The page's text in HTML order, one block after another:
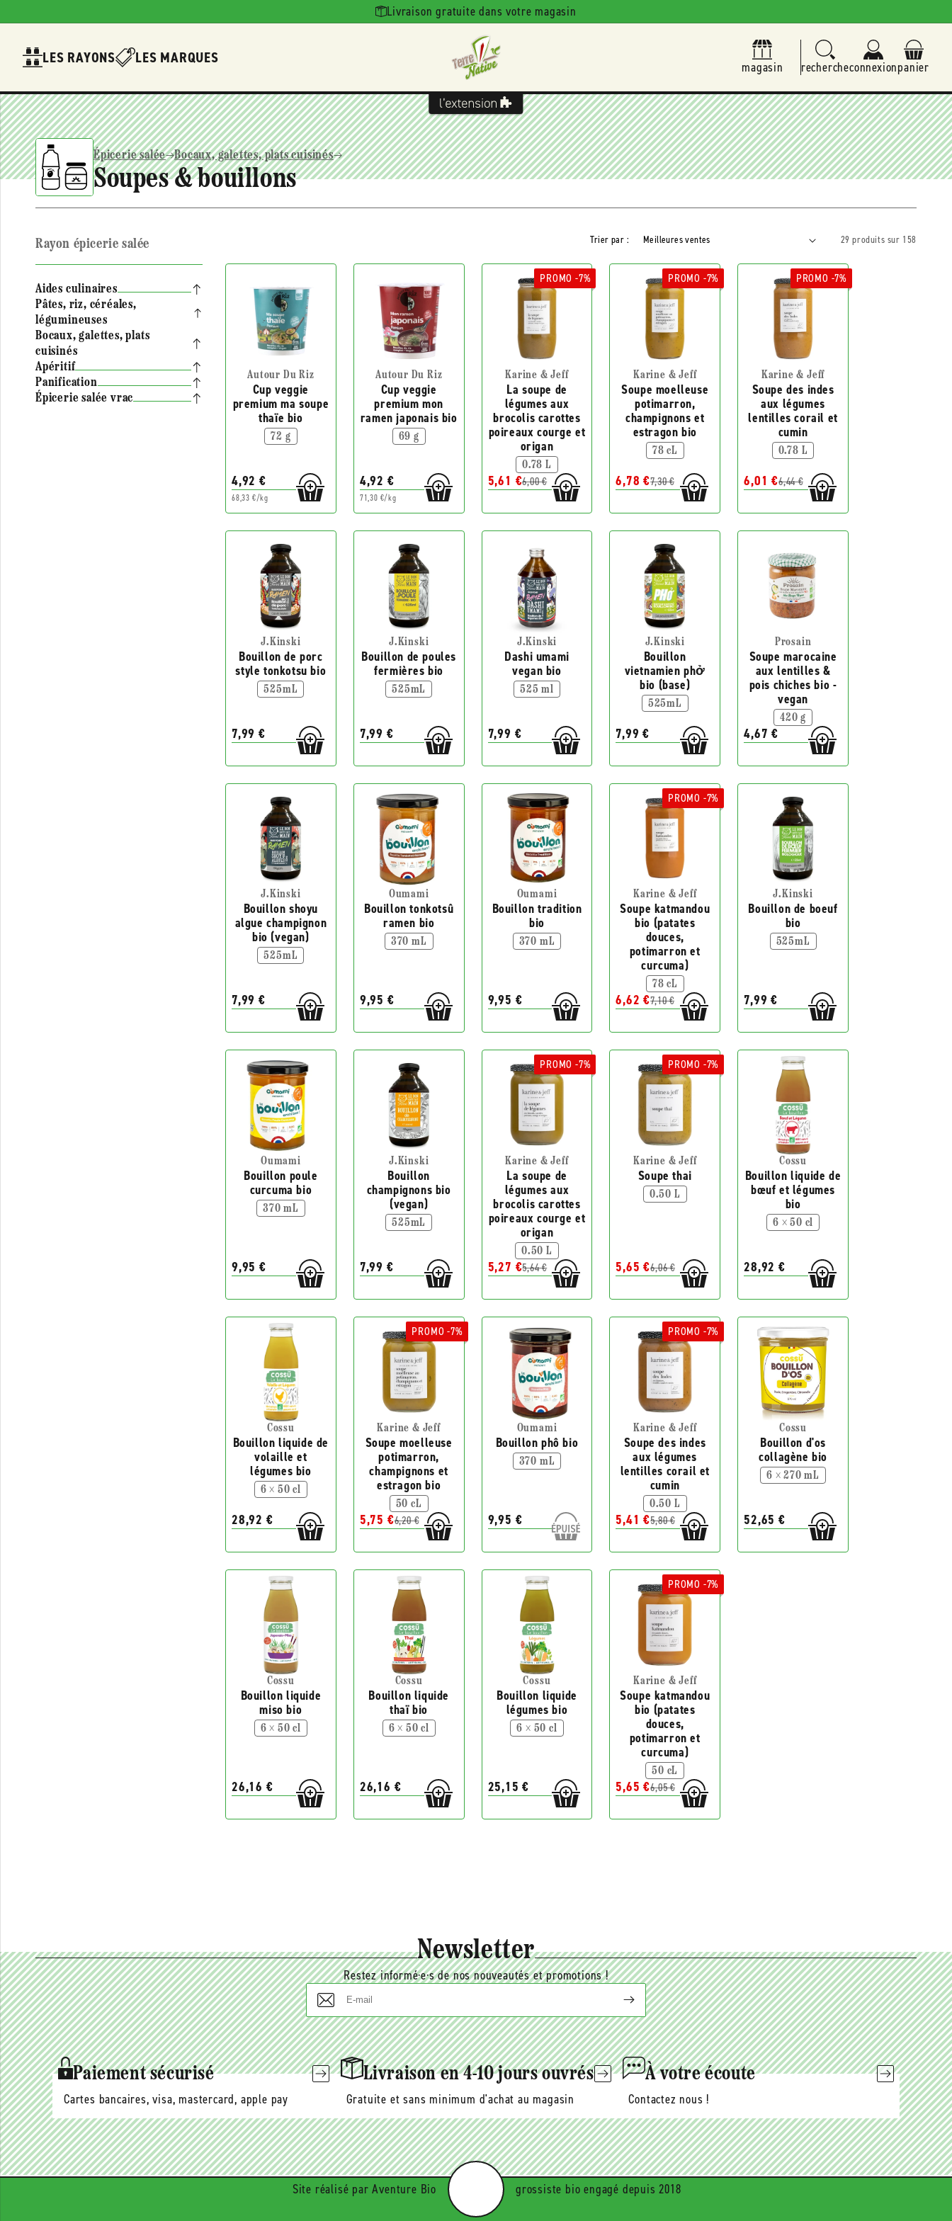
Livraison gratuite dans votre magasin
LES RAYONS LES MARQUES
magasin rechercheconnexionpanier
Épicerie salée Bocaux, galettes, plats cuisinés
Soupes & bouillons
Rayon épicerie salée
Aides culinaires
Pâtes, riz, céréales,
légumineuses
Bocaux, galettes, plats
cuisinés
Apéritif
Panification
Épicerie salée vrac
Trier par : 29 produits sur 158
Autour Du Riz
Cup veggie
premium ma soupe
thaïe bio
72 g
4,92 €
68,33 €/kg
Autour Du Riz
Cup veggie
premium mon
ramen japonais bio
69 g
4,92 €
71,30 €/kg
PROMO -7%
Karine & Jeff
La soupe de
légumes aux
brocolis carottes
poireaux courge et
origan
0.78 L
5,61 €6,00 €
PROMO -7%
Karine & Jeff
Soupe moelleuse
potimarron,
champignons et
estragon bio
78 cL
6,78 €7,30 €
PROMO -7%
Karine & Jeff
Soupe des indes
aux légumes
lentilles corail et
cumin
0.78 L
6,01 €6,44 €
J.Kinski
Bouillon de porc
style tonkotsu bio
525mL
7,99 €
J.Kinski
Bouillon de poules
fermières bio
525mL
7,99 €
J.Kinski
Dashi umami
vegan bio
525 ml
7,99 €
J.Kinski
Bouillon
vietnamien phở
bio (base)
525mL
7,99 €
Prosain
Soupe marocaine
aux lentilles &
pois chiches bio -
vegan
420 g
4,67 €
J.Kinski
Bouillon shoyu
algue champignon
bio (vegan)
525mL
7,99 €
Oumami
Bouillon tonkotsû
ramen bio
370 mL
9,95 €
Oumami
Bouillon tradition
bio
370 mL
9,95 €
PROMO -7%
Karine & Jeff
Soupe katmandou
bio (patates
douces,
potimarron et
curcuma)
78 cL
6,62 €7,10 €
J.Kinski
Bouillon de boeuf
bio
525mL
7,99 €
Oumami
Bouillon poule
curcuma bio
370 mL
9,95 €
J.Kinski
Bouillon
champignons bio
(vegan)
525mL
7,99 €
PROMO -7%
Karine & Jeff
La soupe de
légumes aux
brocolis carottes
poireaux courge et
origan
0.50 L
5,27 €5,64 €
PROMO -7%
Karine & Jeff
Soupe thai
0.50 L
5,65 €6,06 €
Cossu
Bouillon liquide de
bœuf et légumes
bio
6 × 50 cl
28,92 €
Cossu
Bouillon liquide de
volaille et
légumes bio
6 × 50 cl
28,92 €
PROMO -7%
Karine & Jeff
Soupe moelleuse
potimarron,
champignons et
estragon bio
50 cL
5,75 €6,20 €
Oumami
Bouillon phô bio
370 mL
9,95 €
PROMO -7%
Karine & Jeff
Soupe des indes
aux légumes
lentilles corail et
cumin
0.50 L
5,41 €5,80 €
Cossu
Bouillon d'os
collagène bio
6 × 270 mL
52,65 €
Cossu
Bouillon liquide
miso bio
6 × 50 cl
26,16 €
Cossu
Bouillon liquide
thaï bio
6 × 50 cl
26,16 €
Cossu
Bouillon liquide
légumes bio
6 × 50 cl
25,15 €
PROMO -7%
Karine & Jeff
Soupe katmandou
bio (patates
douces,
potimarron et
curcuma)
50 cL
5,65 €6,05 €
Newsletter
Restez informé·e·s de nos nouveautés et promotions !
E-
mail
Paiement sécurisé
Cartes bancaires, visa, mastercard, apple pay
Livraison en 4-10 jours ouvrés
Gratuite et sans minimum d'achat au magasin
À votre écoute
Contactez nous !
Site réalisé par Aventure Bio grossiste bio engagé depuis 2018